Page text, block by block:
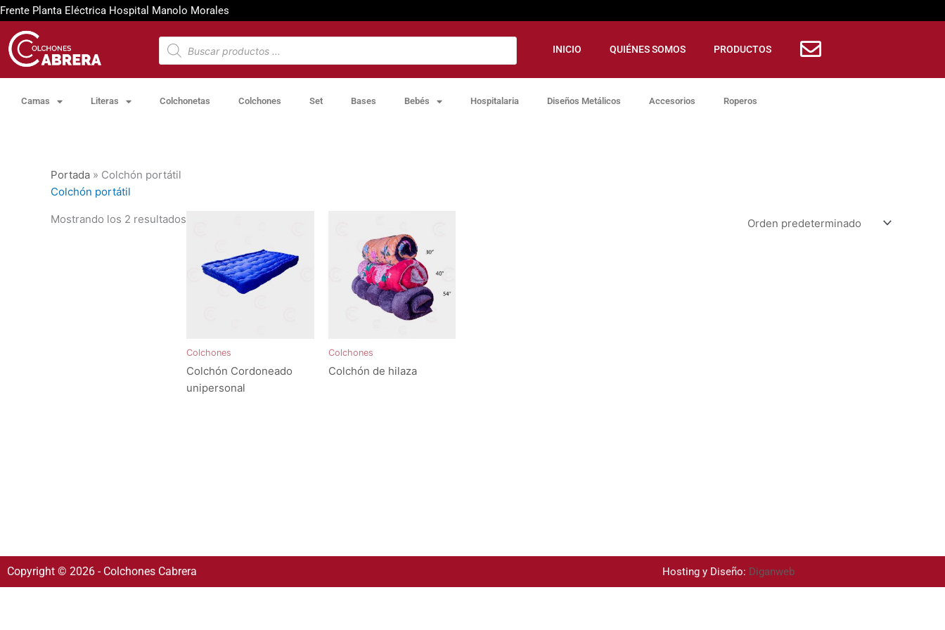
Ir
al
contenido
Frente Planta Eléctrica Hospital Manolo Morales
Búsqueda
de
productos
INICIO QUIÉNES SOMOS PRODUCTOS
Camas Literas Colchonetas Colchones Set Bases Bebés Hospitalaria Diseños Metálicos Accesorios Roperos
Portada » Colchón portátil
Colchón portátil
Mostrando los 2 resultados
Colchones
Colchón Cordoneado
unipersonal
Colchones
Colchón de hilaza
Copyright © 2026 - Colchones Cabrera Hosting y Diseño: Diganweb